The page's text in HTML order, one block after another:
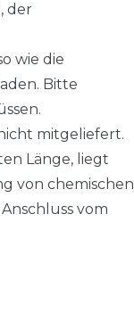
der
wie die
Bitte
mitgeliefert.
Länge, liegt
von chemischen
vom